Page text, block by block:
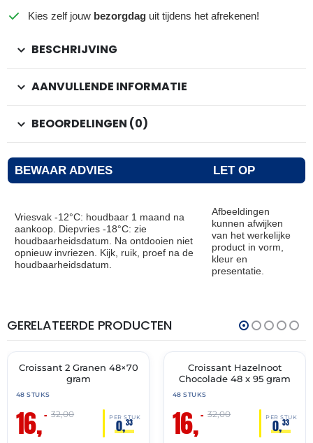
Kies zelf jouw bezorgdag uit tijdens het afrekenen!
BESCHRIJVING
AANVULLENDE INFORMATIE
BEOORDELINGEN (0)
BEWAAR ADVIES LET OP
Vriesvak -12°C: houdbaar 1 maand na
aankoop. Diepvries -18°C: zie
houdbaarheidsdatum. Na ontdooien niet
opnieuw invriezen. Kijk, ruik, proef na de
houdbaarheidsdatum.
Afbeeldingen
kunnen afwijken
van het werkelijke
product in vorm,
kleur en
presentatie.
GERELATEERDE PRODUCTEN
🔥 OP=OP
THT:
28-
Croissant 2 Granen 48×70
gram
48 STUKS
16,– PER STUK
0,33
32,00
🔥 OP=OP
Croissant Hazelnoot
Chocolade 48 x 95 gram
48 STUKS
16,– PER STUK
0,33
32,00